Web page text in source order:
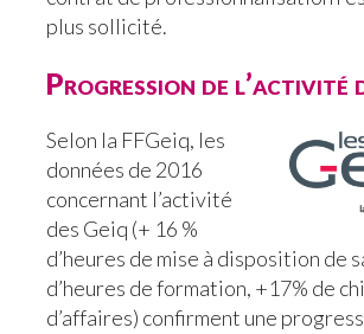
plus sollicité.
Progression de l’activité
Selon la FFGeiq, les
données de 2016
concernant l’activité
des Geiq (+ 16 %
d’heures de mise à disposition de
d’heures de formation, +17% de
d’affaires) confirment une